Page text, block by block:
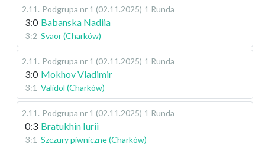
2.11 . Podgrupa nr 1 (02.11.2025) 1 Runda
3:0 Babanska Nadiia
3:2 Svaor (Charków)
2.11 . Podgrupa nr 1 (02.11.2025) 1 Runda
3:0 Mokhov Vladimir
3:1 Validol (Charków)
2.11 . Podgrupa nr 1 (02.11.2025) 1 Runda
0:3 Bratukhin Iurii
3:1 Szczury piwniczne (Charków)